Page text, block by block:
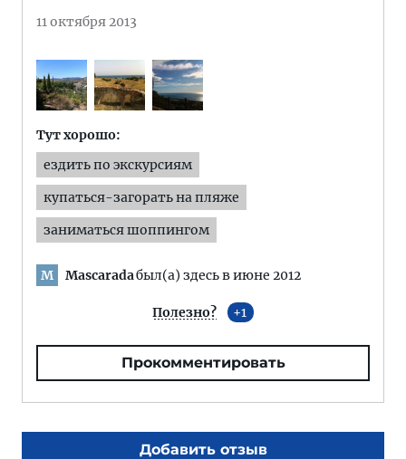
11 октября 2013
Тут хорошо:
ездить по экскурсиям
купаться-загорать на пляже
заниматься шоппингом
M Mascaradaбыл(а) здесь в июне 2012
Полезно? 1
Прокомментировать
Добавить отзыв